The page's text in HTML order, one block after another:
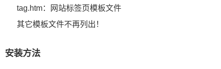
tag.htm：网站标签页模板文件
其它模板文件不再列出！
安装方法